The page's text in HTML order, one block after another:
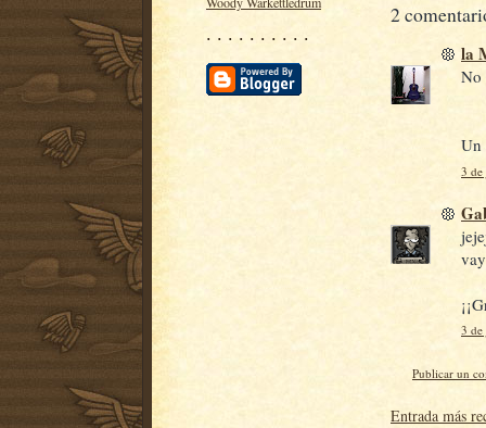
· · · · · · · · · ·
2
la
No
Un
3
3
Publicar un
Entrada más